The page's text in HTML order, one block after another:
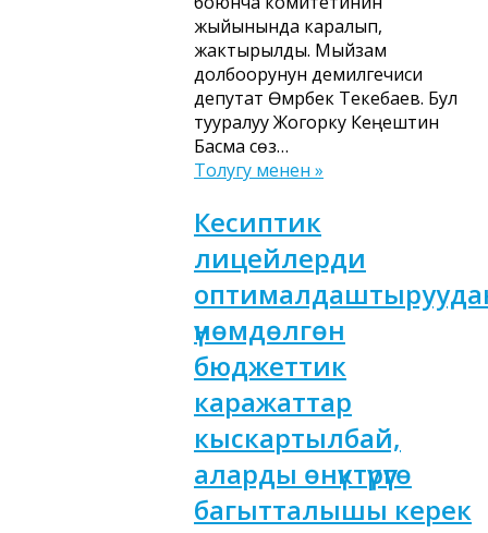
жыйынында каралып,
жактырылды. Мыйзам
долбоорунун демилгечиси
депутат Өмүрбек Текебаев. Бул
тууралуу Жогорку Кеңештин
Басма сөз…
Толугу менен »
Кесиптик
лицейлерди
үнөмдөлгөн
бюджеттик
каражаттар
кыскартылбай,
аларды өнүктүрүүгө
багытталышы керек